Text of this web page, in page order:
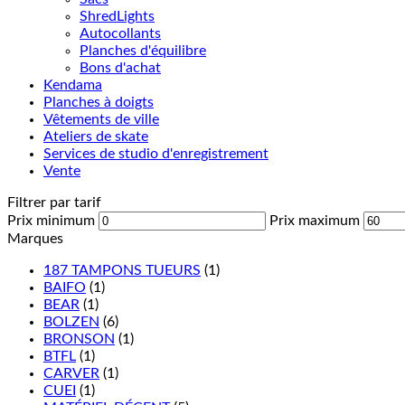
ShredLights
Autocollants
Planches d'équilibre
Bons d'achat
Kendama
Planches à doigts
Vêtements de ville
Ateliers de skate
Services de studio d'enregistrement
Vente
Filtrer par tarif
Prix minimum
Prix maximum
Marques
187 TAMPONS TUEURS (1)
BAIFO (1)
BEAR (1)
BOLZEN (6)
BRONSON (1)
BTFL (1)
CARVER (1)
CUEI (1)